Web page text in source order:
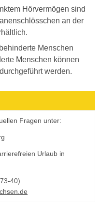
Hörvermögen sind
an der
Menschen
Menschen können
werden.
Fragen unter:
Urlaub in
40)